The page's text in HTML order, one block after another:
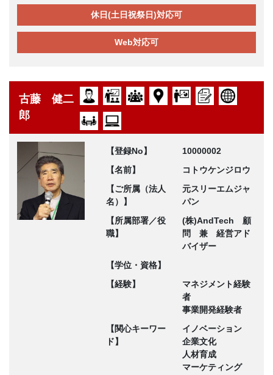
休日(土日祝祭日)対応可
Web対応可
古藤 健二
郎
【登録No】
10000002
【名前】
コトウケンジロウ
【ご所属（法人
名）】
元スリーエムジャ
パン
【所属部署／役
職】
(株)AndTech 顧
問 兼 経営アド
バイザー
【学位・資格】
【経験】
マネジメント経験
者
事業開発経験者
【関心キーワー
ド】
イノベーション
企業文化
人材育成
マーケティング